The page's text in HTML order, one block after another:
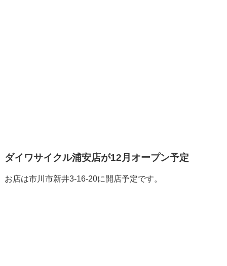
ダイワサイクル浦安店が12月オープン予定
お店は市川市新井3-16-20に開店予定です。